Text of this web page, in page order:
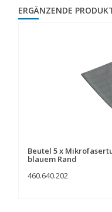
ERGÄNZENDE
Beutel 5 x
blauem Rand
460.640.202